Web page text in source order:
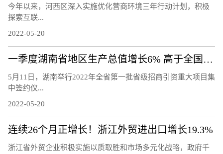
今年以来，河西区深入实施优化营商环境三年行动计划，积极
探索互联...
2022-05-20
一季度湖南省地区生产总值增长6% 高于全国1.2个百分点
5月11日，湖南举行2022年全省第一批省级招商引资重大项目集
中签约仪...
2022-05-20
连续26个月正增长！浙江外贸进出口增长19.3%
浙江省外贸企业积极实施以质取胜和市场多元化战略，政府千